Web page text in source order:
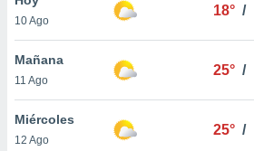
en
más
nuestra
10 Ago
18° /
Mañana
11 Ago
25° /
Miércoles
12 Ago
25° /